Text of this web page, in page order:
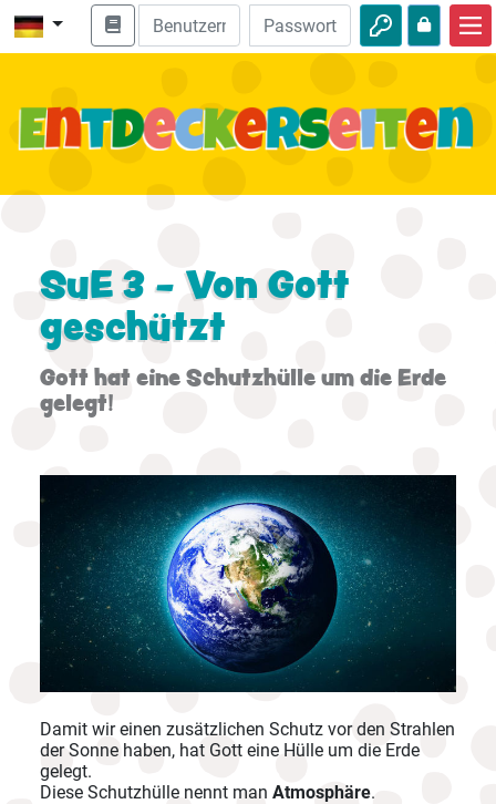
Bibel entdecken
Abenteuer
SuE 3 - Von Gott
geschützt
Gott hat eine Schutzhülle um die Erde
gelegt!
Damit wir einen zusätzlichen Schutz vor den Strahlen
der Sonne haben, hat Gott eine Hülle um die Erde
gelegt.
Diese Schutzhülle nennt man Atmosphäre.